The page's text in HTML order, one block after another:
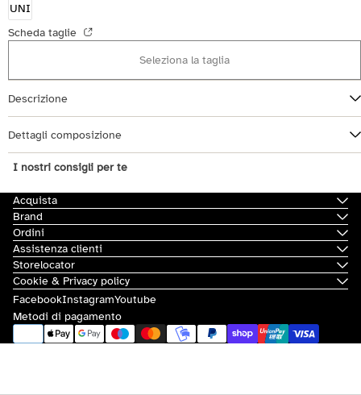
UNI
Scheda taglie
Seleziona la taglia
Descrizione
Dettagli composizione
I nostri consigli per te
Acquista
Brand
Ordini
Assistenza clienti
Storelocator
Cookie & Privacy policy
FacebookInstagramYoutube
Metodi di pagamento